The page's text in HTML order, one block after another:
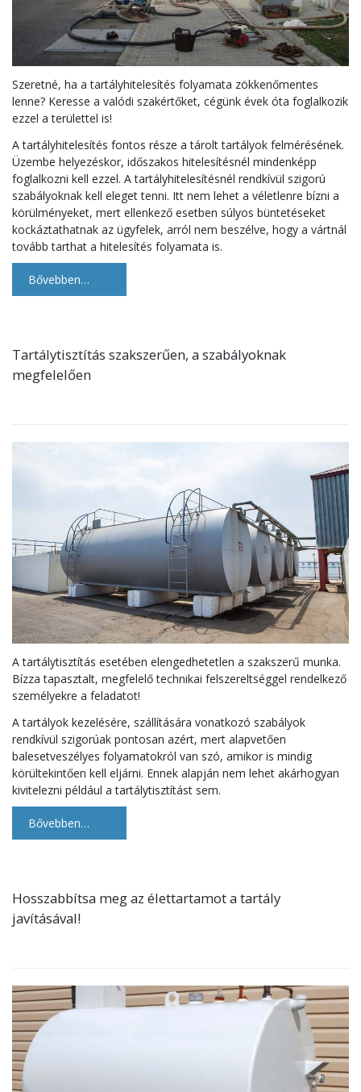
Szeretné, ha a tartályhitelesítés folyamata zökkenőmentes
lenne? Keresse a valódi szakértőket, cégünk évek óta foglalkozik
ezzel a területtel is!
A tartályhitelesítés fontos része a tárolt tartályok felmérésének.
Üzembe helyezéskor, időszakos hitelesítésnél mindenképp
foglalkozni kell ezzel. A tartályhitelesítésnél rendkívül szigorú
szabályoknak kell eleget tenni. Itt nem lehet a véletlenre bízni a
körülményeket, mert ellenkező esetben súlyos büntetéseket
kockáztathatnak az ügyfelek, arról nem beszélve, hogy a vártnál
tovább tarthat a hitelesítés folyamata is.
Bővebben…
Tartálytisztítás szakszerűen, a szabályoknak
megfelelően
A tartálytisztítás esetében elengedhetetlen a szakszerű munka.
Bízza tapasztalt, megfelelő technikai felszereltséggel rendelkező
személyekre a feladatot!
A tartályok kezelésére, szállítására vonatkozó szabályok
rendkívül szigorúak pontosan azért, mert alapvetően
balesetveszélyes folyamatokról van szó, amikor is mindig
körültekintően kell eljárni. Ennek alapján nem lehet akárhogyan
kivitelezni például a tartálytisztítást sem.
Bővebben…
Hosszabbítsa meg az élettartamot a tartály
javításával!